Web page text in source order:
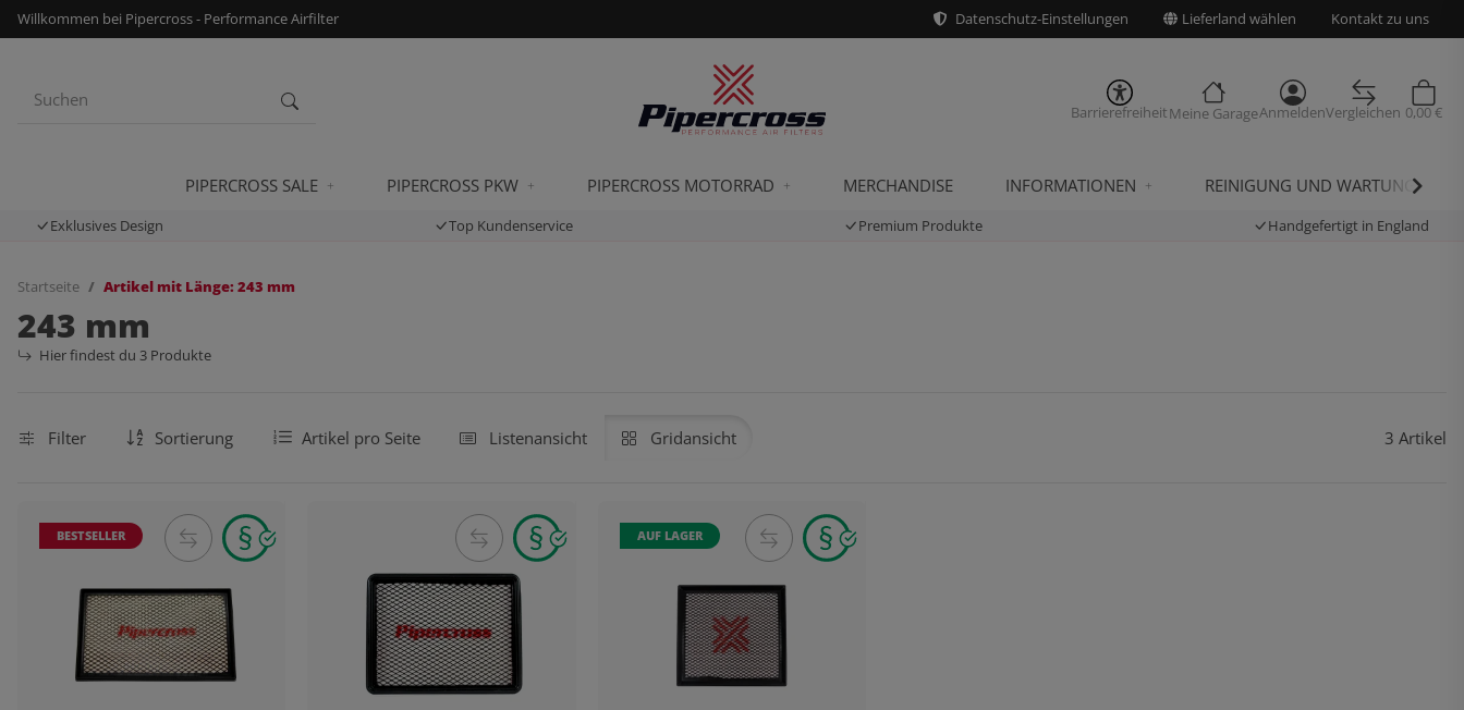
Willkommen bei Pipercross - Performance Airfilter Datenschutz-Einstellungen Lieferland wählen Kontakt zu uns
BarrierefreiheitMeine GarageAnmeldenVergleichen 0,00 €
PIPERCROSS SALE PIPERCROSS PKW PIPERCROSS MOTORRAD MERCHANDISE INFORMATIONEN REINIGUNG UND WARTUNG
Exklusives Design Top Kundenservice Premium Produkte Handgefertigt in England
Startseite Artikel mit Länge: 243 mm
243 mm
Hier findest du 3 Produkte
Filter Sortierung Artikel pro Seite Listenansicht Gridansicht 3 Artikel
BESTSELLER AUF LAGER